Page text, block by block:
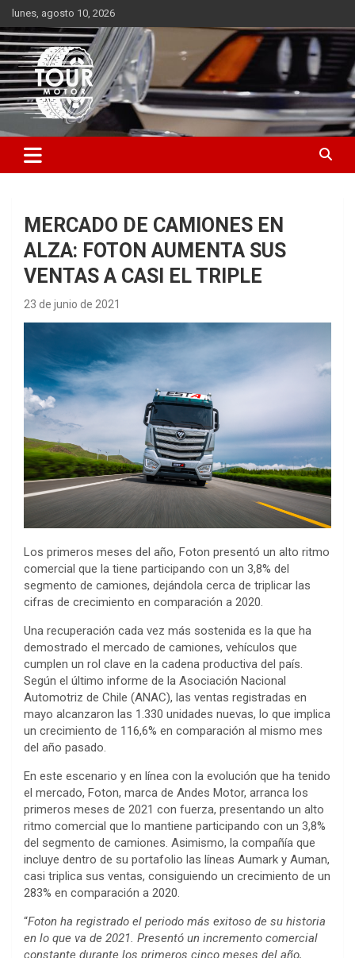
Saltar
al
contenido
lunes, agosto 10, 2026
Tour Motor
Plataforma de contenido audiovisual para el sector automotriz
MERCADO DE CAMIONES EN
ALZA: FOTON AUMENTA SUS
VENTAS A CASI EL TRIPLE
23 de junio de 2021
Los primeros meses del año, Foton presentó un alto ritmo
comercial que la tiene participando con un 3,8% del
segmento de camiones, dejándola cerca de triplicar las
cifras de crecimiento en comparación a 2020.
Una recuperación cada vez más sostenida es la que ha
demostrado el mercado de camiones, vehículos que
cumplen un rol clave en la cadena productiva del país.
Según el último informe de la Asociación Nacional
Automotriz de Chile (ANAC), las ventas registradas en
mayo alcanzaron las 1.330 unidades nuevas, lo que implica
un crecimiento de 116,6% en comparación al mismo mes
del año pasado.
En este escenario y en línea con la evolución que ha tenido
el mercado, Foton, marca de Andes Motor, arranca los
primeros meses de 2021 con fuerza, presentando un alto
ritmo comercial que lo mantiene participando con un 3,8%
del segmento de camiones. Asimismo, la compañía que
incluye dentro de su portafolio las líneas Aumark y Auman,
casi triplica sus ventas, consiguiendo un crecimiento de un
283% en comparación a 2020.
“Foton ha registrado el periodo más exitoso de su historia
en lo que va de 2021. Presentó un incremento comercial
constante durante los primeros cinco meses del año,